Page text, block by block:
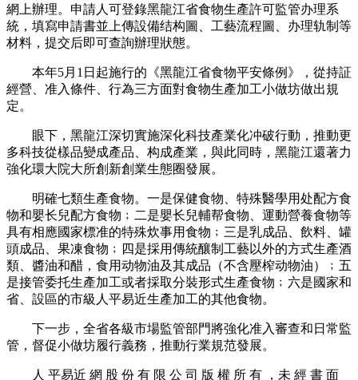
網上辦理。申請人可登錄黑龍江省食物生產許可監管办理系
統，填寫申請書並上傳設備结构圖、工藝流程圖、办理轨制等
材料，提交后即可查詢辦理狀態。
本年5月1日起施行的《黑龍江省食物平安條例》，從持証
經營、准入條件、行為三方面對食物生產加工小做坊做出規
定。
眼下，黑龍江深切實施深化科技產業化冲破行動，推動更
多科技從樣品變成產品、构成產業，與此同時，黑龍江還著力
強化環大院大所創新創業生態圈發展。
明確七類生產食物。一是保健食物、特殊醫學用处配方食
物和嬰长兒配方食物﹔二是嬰长兒輔帮食物、運動營養食物等
具有相應國家標准的特殊炊事用食物﹔三是乳成品、飲料、罐
頭成品、果凍食物﹔四是採用傳統釀制工藝以外的方式生產酒
類、醬油和醋，食用动物油及其成品（不含壓榨动物油）﹔五
是接管委托生產加工或者採取分裝形式生產食物﹔六是國家和
省、設區的市級人平易近生產加工的其他食物。
下一步，全省各級市場監管部門將強化准入審查和日常監
管，督促小做坊履行義務，推動行業規范發展。
人 平易近 網 股 份 有 限 公 司 版 權 所 有 ，未 經 書 面